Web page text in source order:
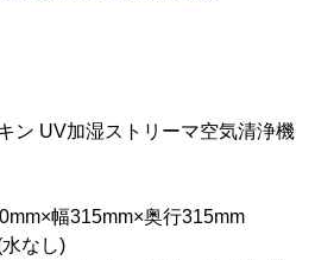
UV加湿ストリーマ空気清浄機
幅315mm×奥行315mm
なし)